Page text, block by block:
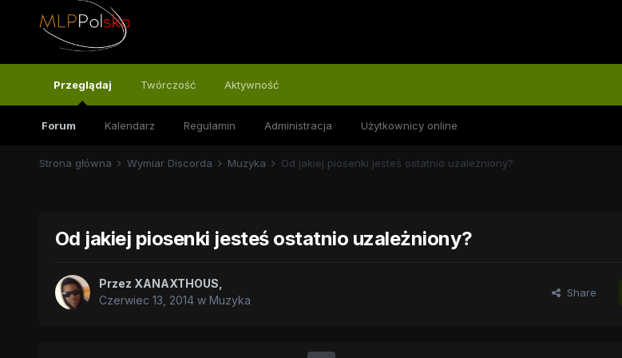
Przeglądaj
Forum Kalendarz Regulamin Administracja Użytkownicy online
Twórczość Aktywność
Strona główna Wymiar Discorda Muzyka Od jakiej piosenki jesteś ostatnio uzależniony?
Od jakiej piosenki jesteś ostatnio uzależniony?
Przez XANAXTHOUS
Czerwiec 13, 2014w Muzyka
Share